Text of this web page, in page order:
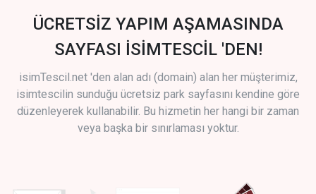
ÜCRETSİZ YAPIM AŞAMASINDA
SAYFASI İSİMTESCİL 'DEN!
isimTescil.net 'den alan adı (domain) alan her müşterimiz,
isimtescilin sunduğu ücretsiz park sayfasını kendine göre
düzenleyerek kullanabilir. Bu hizmetin her hangi bir zaman
veya başka bir sınırlaması yoktur.